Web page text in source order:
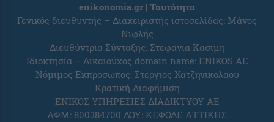
enikonomia.gr | Ταυτότητα
Γενικός διευθυντής – Διαχειριστής ιστοσελίδας: Μάνος
Νιφλής
Διευθύντρια Σύνταξης: Στεφανία Κασίμη
Ιδιοκτησία – Δικαιούχος domain name: ENIKOS AE
Νόμιμος Εκπρόσωπος: Στέργιος Χατζηνικολάου
Κρατική Διαφήμιση
ΕΝΙΚΟΣ ΥΠΗΡΕΣΙΕΣ ΔΙΑΔΙΚΤΥΟΥ ΑΕ
ΑΦΜ: 800384700 ΔΟΥ: ΚΕΦΟΔΕ ΑΤΤΙΚΗΣ